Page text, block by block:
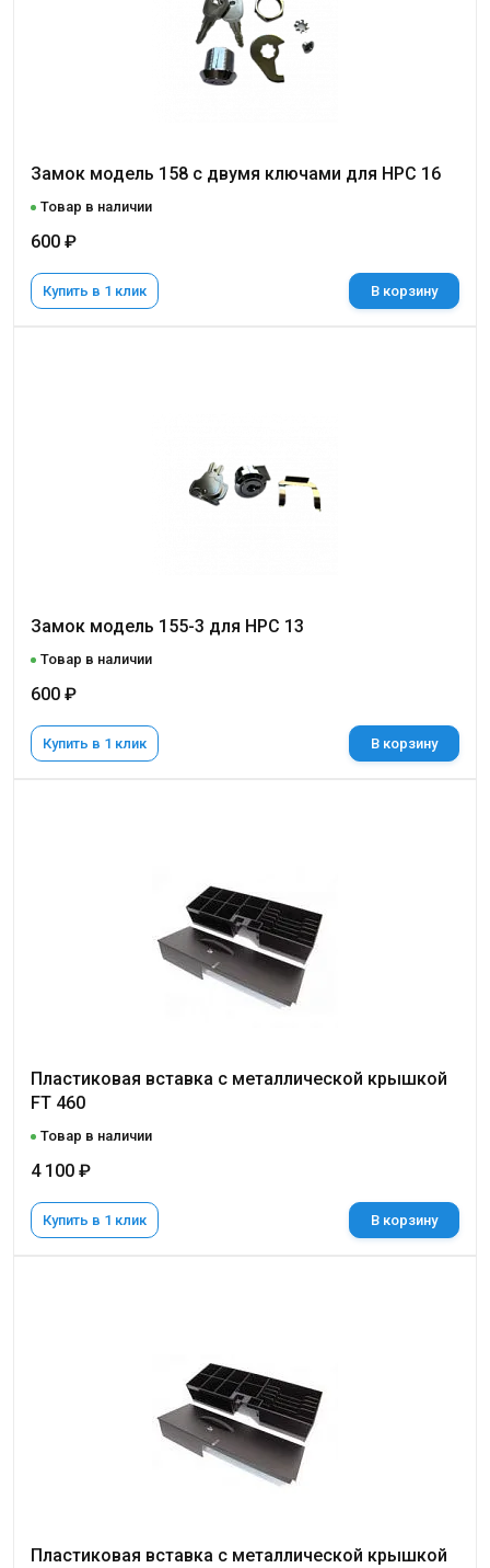
Замок модель 158 с двумя ключами для НРС 16
Товар в наличии
600 ₽
Купить в 1 клик В корзину
Замок модель 155-3 для НРС 13
Товар в наличии
600 ₽
Купить в 1 клик В корзину
Пластиковая вставка с металлической крышкой
FT 460
Товар в наличии
4 100 ₽
Купить в 1 клик В корзину
Пластиковая вставка с металлической крышкой